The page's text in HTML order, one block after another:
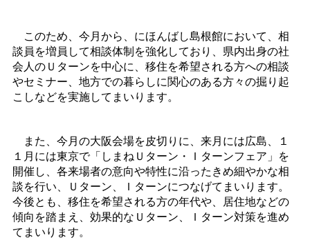
このため、今月から、にほんばし島根館において、相
談員を増員して相談体制を強化しており、県内出身の社
会人のＵターンを中心に、移住を希望される方への相談
やセミナー、地方での暮らしに関心のある方々の掘り起
こしなどを実施してまいります。
また、今月の大阪会場を皮切りに、来月には広島、１
１月には東京で「しまねＵターン・Ｉターンフェア」を
開催し、各来場者の意向や特性に沿ったきめ細やかな相
談を行い、Ｕターン、Ｉターンにつなげてまいります。
今後とも、移住を希望される方の年代や、居住地などの
傾向を踏まえ、効果的なＵターン、Ｉターン対策を進め
てまいります。